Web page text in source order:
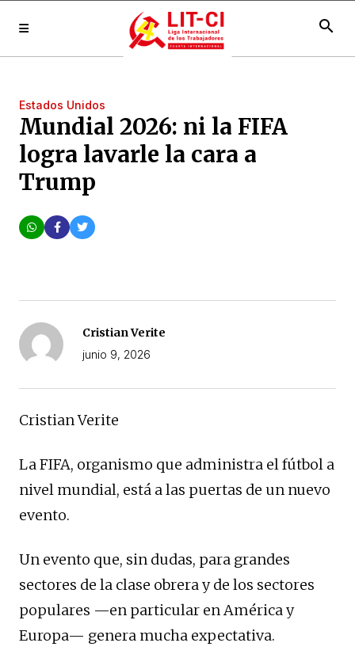
search
Estados Unidos
Mundial 2026: ni la FIFA
logra lavarle la cara a
Trump
Cristian Verite
junio 9, 2026
Cristian Verite
La FIFA, organismo que administra el fútbol a
nivel mundial, está a las puertas de un nuevo
evento.
Un evento que, sin dudas, para grandes
sectores de la clase obrera y de los sectores
populares —en particular en América y
Europa— genera mucha expectativa.